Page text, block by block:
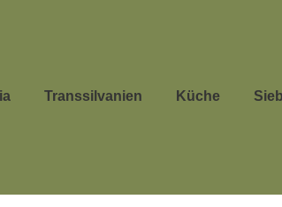
Transsilvanien Küche